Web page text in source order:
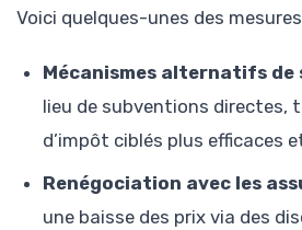
Voici quelques-unes des mesures
Mécanismes alternatifs de
lieu de subventions directes,
d’impôt ciblés plus efficaces
Renégociation avec les
une baisse des prix via des